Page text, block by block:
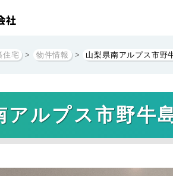
住宅 > 物件情報 > 山梨県南アルプス市野
アルプス市野牛